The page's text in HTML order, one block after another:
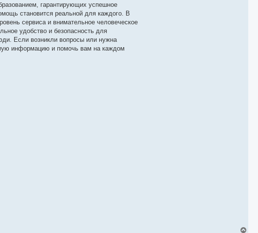
гарантирующих успешное
становится реальной для каждого. В
сервиса и внимательное человеческое
удобство и безопасность для
Если возникли вопросы или нужна
информацию и помочь вам на каждом